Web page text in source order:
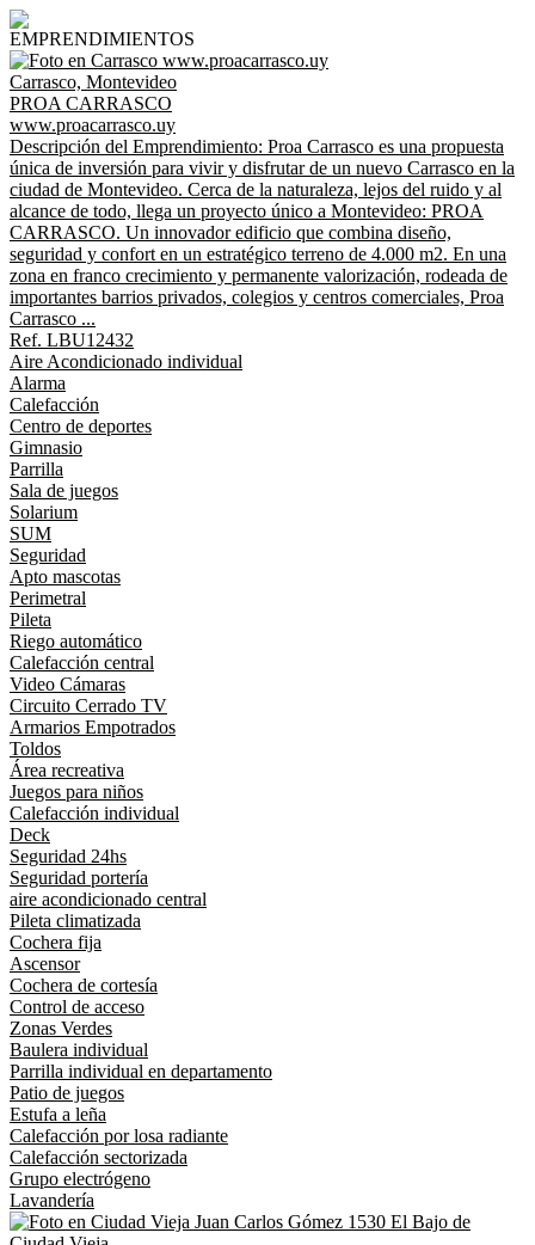
EMPRENDIMIENTOS
Carrasco, Montevideo
PROA CARRASCO
www.proacarrasco.uy
Descripción del Emprendimiento: Proa Carrasco es una propuesta
única de inversión para vivir y disfrutar de un nuevo Carrasco en la
ciudad de Montevideo. Cerca de la naturaleza, lejos del ruido y al
alcance de todo, llega un proyecto único a Montevideo: PROA
CARRASCO. Un innovador edificio que combina diseño,
seguridad y confort en un estratégico terreno de 4.000 m2. En una
zona en franco crecimiento y permanente valorización, rodeada de
importantes barrios privados, colegios y centros comerciales, Proa
Carrasco ...
Ref. LBU12432
Aire Acondicionado individual
Alarma
Calefacción
Centro de deportes
Gimnasio
Parrilla
Sala de juegos
Solarium
SUM
Seguridad
Apto mascotas
Perimetral
Pileta
Riego automático
Calefacción central
Video Cámaras
Circuito Cerrado TV
Armarios Empotrados
Toldos
Área recreativa
Juegos para niños
Calefacción individual
Deck
Seguridad 24hs
Seguridad portería
aire acondicionado central
Pileta climatizada
Cochera fija
Ascensor
Cochera de cortesía
Control de acceso
Zonas Verdes
Baulera individual
Parrilla individual en departamento
Patio de juegos
Estufa a leña
Calefacción por losa radiante
Calefacción sectorizada
Grupo electrógeno
Lavandería